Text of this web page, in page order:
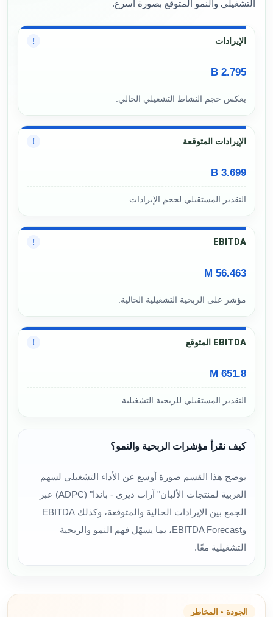
التشغيلي والنمو المتوقع بصورة أسرع.
الإيرادات !
2.795 B
يعكس حجم النشاط التشغيلي الحالي.
الإيرادات المتوقعة !
3.699 B
التقدير المستقبلي لحجم الإيرادات.
EBITDA
!
56.463 M
مؤشر على الربحية التشغيلية الحالية.
EBITDA المتوقع !
651.8 M
التقدير المستقبلي للربحية التشغيلية.
كيف نقرأ مؤشرات الربحية والنمو؟
يوضح هذا القسم صورة أوسع عن الأداء التشغيلي لسهم
العربية لمنتجات الألبان" آراب ديرى - باندا" (ADPC) عبر
الجمع بين الإيرادات الحالية والمتوقعة، وكذلك EBITDA
وEBITDA Forecast، بما يسهّل فهم النمو والربحية
التشغيلية معًا.
الجودة • المخاطر